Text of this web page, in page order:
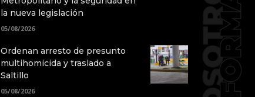
la nueva legislación
05/08/2026
Ordenan arresto de presunto
multihomicida y traslado a
Saltillo
05/08/2026